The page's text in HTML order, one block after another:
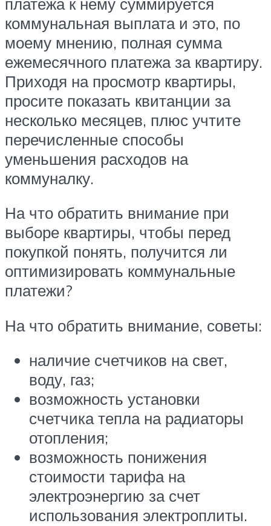
коммунальная выплата и это, по
моему мнению, полная сумма
ежемесячного платежа за квартиру.
Приходя на просмотр квартиры,
просите показать квитанции за
несколько месяцев, плюс учтите
перечисленные способы
уменьшения расходов на
коммуналку.
На что обратить внимание при
выборе квартиры, чтобы перед
покупкой понять, получится ли
оптимизировать коммунальные
платежи?
На что обратить внимание, советы:
наличие счетчиков на свет,
воду, газ;
возможность установки
счетчика тепла на радиаторы
отопления;
возможность понижения
стоимости тарифа на
электроэнергию за счет
использования электроплиты.